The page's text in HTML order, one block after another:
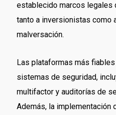
establecido marcos legales
tanto a inversionistas como
malversación.
Las plataformas más
sistemas de seguridad,
multifactor y auditorías de
Además, la implementación